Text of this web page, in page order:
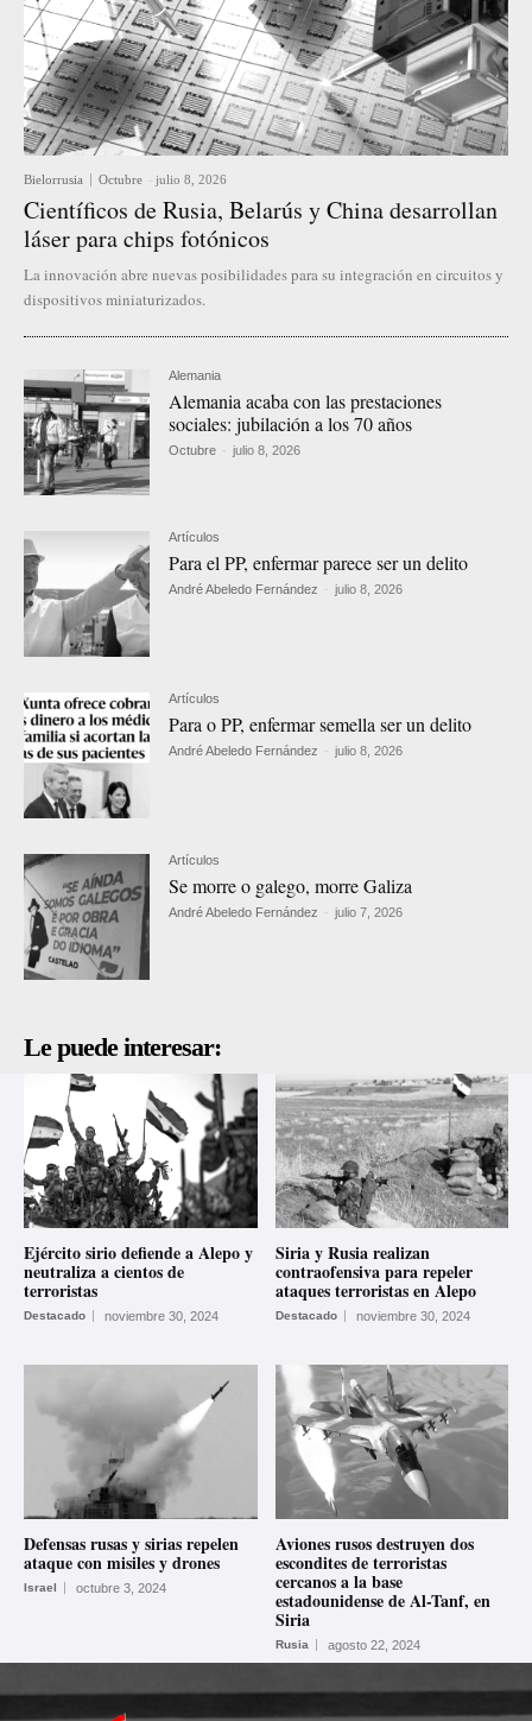
Bielorrusia Octubre - julio 8, 2026
Científicos de Rusia, Belarús y China desarrollan
láser para chips fotónicos
La innovación abre nuevas posibilidades para su integración en circuitos y
dispositivos miniaturizados.
Alemania
Alemania acaba con las prestaciones
sociales: jubilación a los 70 años
Octubre - julio 8, 2026
Artículos
Para el PP, enfermar parece ser un delito
André Abeledo Fernández - julio 8, 2026
Artículos
Para o PP, enfermar semella ser un delito
André Abeledo Fernández - julio 8, 2026
Artículos
Se morre o galego, morre Galiza
André Abeledo Fernández - julio 7, 2026
Le puede interesar:
Ejército sirio defiende a Alepo y
neutraliza a cientos de
terroristas
Destacado noviembre 30, 2024
Siria y Rusia realizan
contraofensiva para repeler
ataques terroristas en Alepo
Destacado noviembre 30, 2024
Defensas rusas y sirias repelen
ataque con misiles y drones
Israel octubre 3, 2024
Aviones rusos destruyen dos
escondites de terroristas
cercanos a la base
estadounidense de Al-Tanf, en
Siria
Rusia agosto 22, 2024